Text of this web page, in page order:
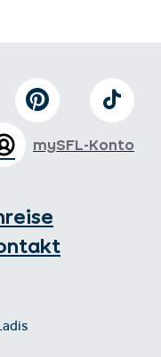
mySFL-Konto